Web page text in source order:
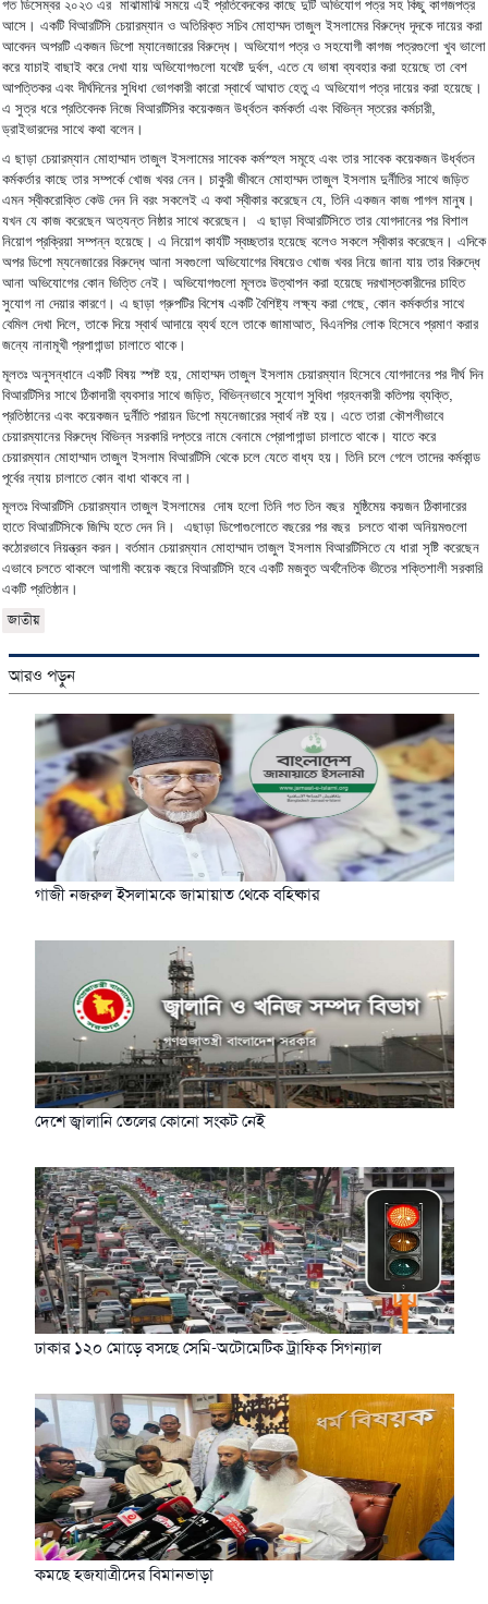
গত ডিসেম্বর ২০২৩ এর মাঝামাঝি সময়ে এই প্রতিবেদকের কাছে দুটি অভিযোগ পত্র সহ কিছু কাগজপত্র
আসে। একটি বিআরটিসি চেয়ারম্যান ও অতিরিক্ত সচিব মোহাম্মদ তাজুল ইসলামের বিরুদ্ধে দূদকে দায়ের করা
আবেদন অপরটি একজন ডিপো ম্যানেজারের বিরুদ্ধে। অভিযোগ পত্র ও সহযোগী কাগজ পত্রগুলো খুব ভালো
করে যাচাই বাছাই করে দেখা যায় অভিযোগগুলো যথেষ্ট দুর্বল, এতে যে ভাষা ব্যবহার করা হয়েছে তা বেশ
আপত্তিকর এবং দীর্ঘদিনের সুধিধা ভোগকারী কারো স্বার্থে আঘাত হেতু এ অভিযোগ পত্র দায়ের করা হয়েছে।
এ সুত্র ধরে প্রতিবেদক নিজে বিআরটিসির কয়েকজন উর্ধ্বতন কর্মকর্তা এবং বিভিন্ন স্তরের কর্মচারী,
ড্রাইভারদের সাথে কথা বলেন।
এ ছাড়া চেয়ারম্যান মোহাম্মাদ তাজুল ইসলামের সাবেক কর্মস্হল সমূহে এবং তার সাবেক কয়েকজন উর্ধ্বতন
কর্মকর্তার কাছে তার সম্পর্কে খোজ খবর নেন। চাকুরী জীবনে মোহাম্মদ তাজুল ইসলাম দুর্নীতির সাথে জড়িত
এমন স্বীকরোক্তি কেউ দেন নি বরং সকলেই এ কথা স্বীকার করেছেন যে, তিনি একজন কাজ পাগল মানুষ।
যখন যে কাজ করেছেন অত্যন্ত নিষ্ঠার সাথে করেছেন। এ ছাড়া বিআরটিসিতে তার যোগদানের পর বিশাল
নিয়োগ প্রক্রিয়া সম্পন্ন হয়েছে। এ নিয়োগ কার্যটি স্বচ্ছতার হয়েছে বলেও সকলে স্বীকার করেছেন। এদিকে
অপর ডিপো ম্যনেজারের বিরুদ্ধে আনা সবগুলো অভিযোগের বিষয়েও খোজ খবর নিয়ে জানা যায় তার বিরুদ্ধে
আনা অভিযোগের কোন ভিত্তি নেই। অভিযোগগুলো মূলতঃ উত্থাপন করা হয়েছে দরখাস্তকারীদের চাহিত
সুযোগ না দেয়ার কারণে। এ ছাড়া গ্রুপটির বিশেষ একটি বৈশিষ্ট্য লক্ষ্য করা গেছে, কোন কর্মকর্তার সাথে
বেমিল দেখা দিলে,তাকে দিয়ে স্বার্থ আদায়ে ব্যর্থ হলে তাকে জামাআত, বিএনপির লোক হিসেবে প্রমাণ করার
জন্যে নানামূখী প্রপাগান্ডা চালাতে থাকে।
মূলতঃ অনুসন্ধানে একটি বিষয় স্পষ্ট হয়, মোহাম্মদ তাজুল ইসলাম চেয়ারম্যান হিসেবে যোগদানের পর দীর্ঘ দিন
বিআরটিসির সাথে ঠিকাদারী ব্যবসার সাথে জড়িত, বিভিন্নভাবে সুযোগ সুবিধা গ্রহনকারী কতিপয় ব্যক্তি,
প্রতিষ্ঠানের এবং কয়েকজন দুর্নীতি পরায়ন ডিপো ম্যনেজারের স্বার্থ নষ্ট হয়। এতে তারা কৌশলীভাবে
চেয়ারম্যানের বিরুদ্ধে বিভিন্ন সরকারি দপ্তরে নামে বেনামে প্রোপাগান্ডা চালাতে থাকে। যাতে করে
চেয়ারম্যান মোহাম্মাদ তাজুল ইসলাম বিআরটিসি থেকে চলে যেতে বাধ্য হয়। তিনি চলে গেলে তাদের কর্মকান্ড
পূর্বের ন্যায় চালাতে কোন বাধা থাকবে না।
মূলতঃ বিআরটিসি চেয়ারম্যান তাজুল ইসলামের দোষ হলো তিনি গত তিন বছর মুষ্ঠিমেয় কয়জন ঠিকাদারের
হাতে বিআরটিসিকে জিম্মি হতে দেন নি। এছাড়া ডিপোগুলোতে বছরের পর বছর চলতে থাকা অনিয়মগুলো
কঠোরভাবে নিয়ন্ত্রন করন। বর্তমান চেয়ারম্যান মোহাম্মাদ তাজুল ইসলাম বিআরটিসিতে যে ধারা সৃষ্টি করেছেন
এভাবে চলতে থাকলে আগামী কয়েক বছরে বিআরটিসি হবে একটি মজবুত অর্থনৈতিক ভীতের শক্তিশালী সরকারি
একটি প্রতিষ্ঠান।
জাতীয়
আরও পড়ুন
গাজী নজরুল ইসলামকে জামায়াত থেকে বহিষ্কার
দেশে জ্বালানি তেলের কোনো সংকট নেই
ঢাকার ১২০ মোড়ে বসছে সেমি-অটোমেটিক ট্রাফিক সিগন্যাল
কমছে হজযাত্রীদের বিমানভাড়া